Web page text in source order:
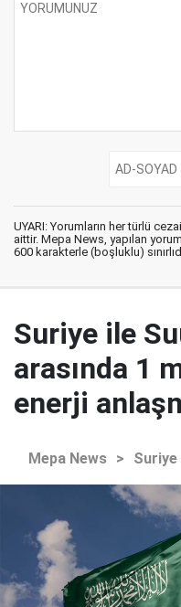
UYARI: Yorumların her türlü
aittir. Mepa News, yapılan
600 karakterle (boşluklu)
Suriye ile
arasında 1
enerji
Mepa News > Suriye